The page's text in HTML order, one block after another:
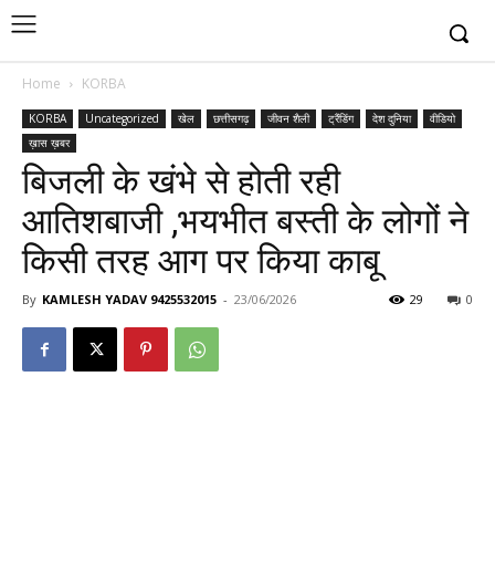
Home KORBA
KORBA Uncategorized खेल छत्तीसगढ़ जीवन शैली ट्रैंडिंग देश दुनिया
वीडियो
ख़ास ख़बर
बिजली के खंभे से होती रही
आतिशबाजी ,भयभीत बस्ती के लोगों ने
किसी तरह आग पर किया काबू
By KAMLESH YADAV 9425532015 - 23/06/2026 0
29